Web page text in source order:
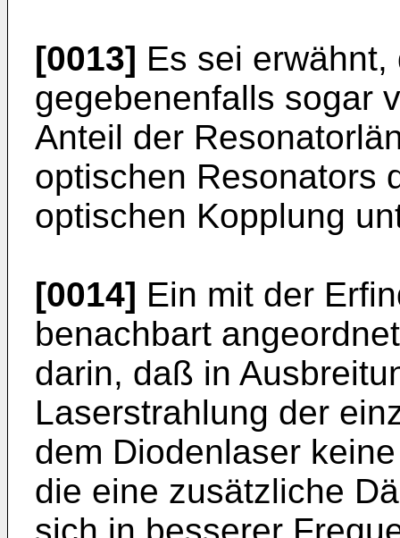
[0013] Es sei
gegebenenfalls sogar
Anteil der
optischen Resonators
optischen Kopplung
[0014] Ein mit der
benachbart
darin, daß in
Laserstrahlung der
dem Diodenlaser
die eine zusätzliche